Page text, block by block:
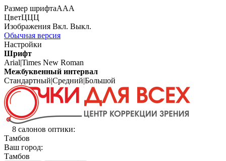
Размер шрифтаААА
ЦветЦЦЦ
Изображения Вкл. Выкл.
Обычная версия
Настройки
Шрифт
Arial|Times New Roman
Межбуквенный интервал
Стандартный|Средний|Большой
8 салонов оптики:
Тамбов
Ваш город:
Тамбов